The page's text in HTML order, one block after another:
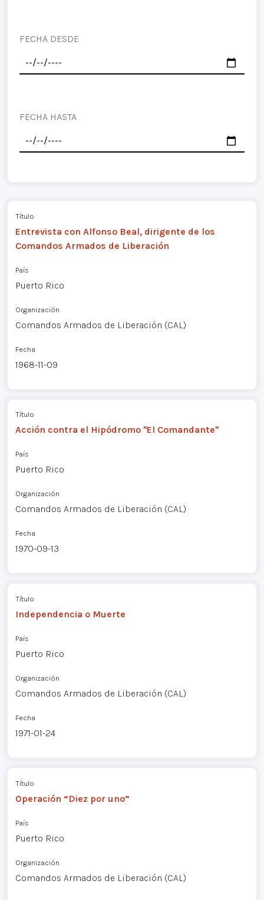
FECHA DESDE
FECHA HASTA
Título
Entrevista con Alfonso Beal, dirigente de los
Comandos Armados de Liberación
País
Puerto Rico
Organización
Comandos Armados de Liberación (CAL)
Fecha
1968-11-09
Título
Acción contra el Hipódromo "El Comandante"
País
Puerto Rico
Organización
Comandos Armados de Liberación (CAL)
Fecha
1970-09-13
Título
Independencia o Muerte
País
Puerto Rico
Organización
Comandos Armados de Liberación (CAL)
Fecha
1971-01-24
Título
Operación “Diez por uno”
País
Puerto Rico
Organización
Comandos Armados de Liberación (CAL)